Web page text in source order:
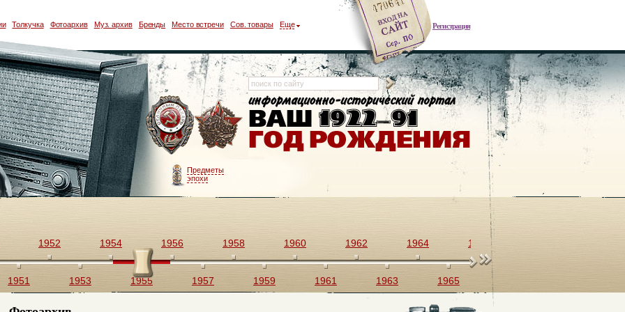
Регистрация
Толкучка Фотоархив Муз. архив Бренды Место встречи Сов. товары Еще
Предметы
эпохи
1951
1952
1953
1954
1955
1956
1957
1958
1959
1960
1961
1962
1963
1964
1965
1966